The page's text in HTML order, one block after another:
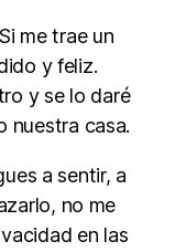
Si me trae un
y feliz.
y se lo daré
nuestra casa.
a sentir, a
no me
en las